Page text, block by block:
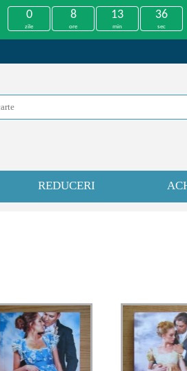
0
zile
8
ore
13
min
36
sec
REDUCERI